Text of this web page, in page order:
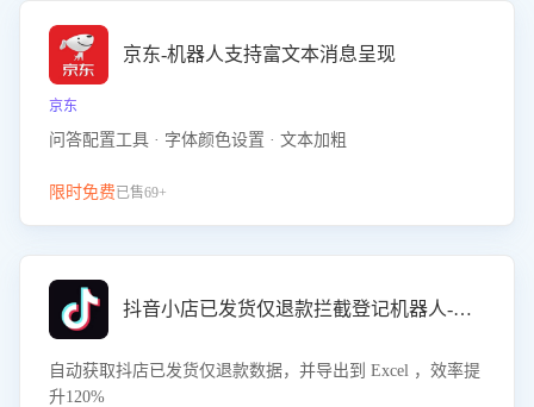
京东-机器人支持富文本消息呈现
京东
问答配置工具 · 字体颜色设置 · 文本加粗
限时免费已售69+
抖音小店已发货仅退款拦截登记机器人-八爪鱼
自动获取抖店已发货仅退款数据，并导出到 Excel ，效率提
升120%